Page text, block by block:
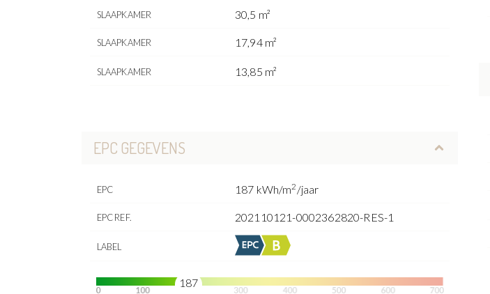
SLAAPKAMER 30,5 m²
SLAAPKAMER 17,94 m²
SLAAPKAMER 13,85 m²
EPC GEGEVENS
EPC 187 kWh/m2 /jaar
EPC REF. 202110121-0002362820-RES-1
LABEL
187